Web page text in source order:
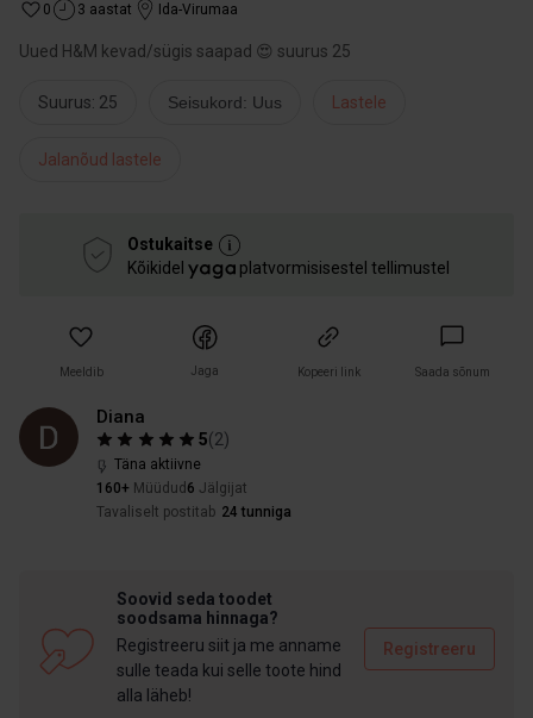
0 3 aastat Ida-Virumaa
Uued H&M kevad/sügis saapad 😍 suurus 25
Suurus: 25 Seisukord: Uus Lastele
Jalanõud lastele
Ostukaitse
Kõikidel
platvormisisestel tellimustel
Meeldib Jaga Kopeeri link Saada sõnum
Diana
5(2)
Täna aktiivne
160+ Müüdud 6 Jälgijat
Tavaliselt postitab 24 tunniga
Soovid seda toodet
soodsama hinnaga?
Registreeru siit ja me anname
sulle teada kui selle toote hind
alla läheb!
Registreeru